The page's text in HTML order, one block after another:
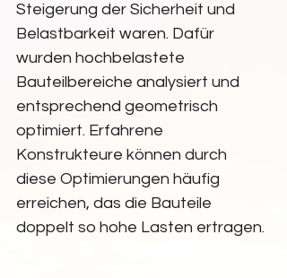
Steigerung der Sicherheit und
Belastbarkeit waren. Dafür
wurden hochbelastete
Bauteilbereiche analysiert und
entsprechend geometrisch
optimiert. Erfahrene
Konstrukteure können durch
diese Optimierungen häufig
erreichen, das die Bauteile
doppelt so hohe Lasten ertragen.